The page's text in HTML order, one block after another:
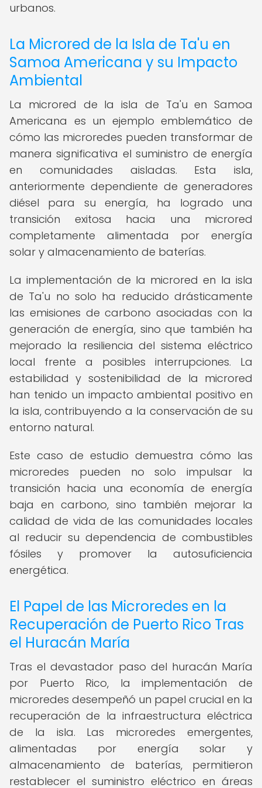
urbanos.
La Microred de la Isla de Ta'u en
Samoa Americana y su Impacto
Ambiental
La microred de la isla de Ta'u en Samoa
Americana es un ejemplo emblemático de
cómo las microredes pueden transformar de
manera significativa el suministro de energía
en comunidades aisladas. Esta isla,
anteriormente dependiente de generadores
diésel para su energía, ha logrado una
transición exitosa hacia una microred
completamente alimentada por energía
solar y almacenamiento de baterías.
La implementación de la microred en la isla
de Ta'u no solo ha reducido drásticamente
las emisiones de carbono asociadas con la
generación de energía, sino que también ha
mejorado la resiliencia del sistema eléctrico
local frente a posibles interrupciones. La
estabilidad y sostenibilidad de la microred
han tenido un impacto ambiental positivo en
la isla, contribuyendo a la conservación de su
entorno natural.
Este caso de estudio demuestra cómo las
microredes pueden no solo impulsar la
transición hacia una economía de energía
baja en carbono, sino también mejorar la
calidad de vida de las comunidades locales
al reducir su dependencia de combustibles
fósiles y promover la autosuficiencia
energética.
El Papel de las Microredes en la
Recuperación de Puerto Rico Tras
el Huracán María
Tras el devastador paso del huracán María
por Puerto Rico, la implementación de
microredes desempeñó un papel crucial en la
recuperación de la infraestructura eléctrica
de la isla. Las microredes emergentes,
alimentadas por energía solar y
almacenamiento de baterías, permitieron
restablecer el suministro eléctrico en áreas